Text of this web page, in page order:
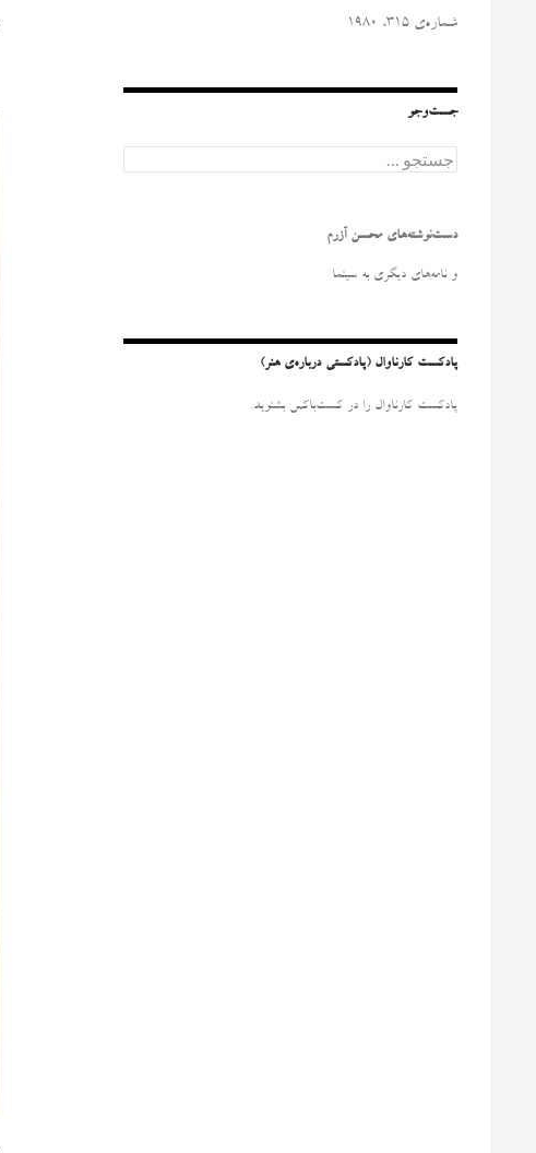
شماره‌ی ۳۱۵، ۱۹۸۰
جست‌وجو
ج
س
و
ر
دست‌نوشته‌های محسن آزرم
و نامه‌‌های دیگری به سینما
پادکست کارناوال (پادکستی درباره‌ی هنر)
پادکست کارناوال را در کست‌باکس بشنوید.